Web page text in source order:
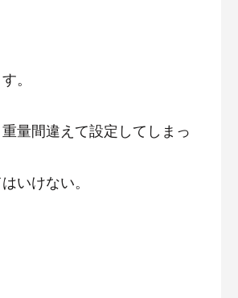
。
量間違えて設定してしまっ
いけない。